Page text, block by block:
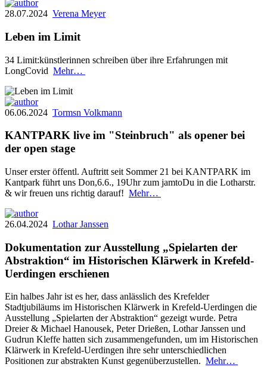
28.07.2024 Verena Meyer
Leben im Limit
34 Limit:künstlerinnen schreiben über ihre Erfahrungen mit
LongCovid Mehr…
06.06.2024 Tormsn Volkmann
KANTPARK live im "Steinbruch" als opener bei
der open stage
Unser erster öffentl. Auftritt seit Sommer 21 bei KANTPARK im
Kantpark führt uns Don,6.6., 19Uhr zum jamtoDu in die Lotharstr.
& wir freuen uns richtig darauf! Mehr…
26.04.2024 Lothar Janssen
Dokumentation zur Ausstellung „Spielarten der
Abstraktion“ im Historischen Klärwerk in Krefeld-
Uerdingen erschienen
Ein halbes Jahr ist es her, dass anlässlich des Krefelder
Stadtjubiläums im Historischen Klärwerk in Krefeld-Uerdingen die
Ausstellung „Spielarten der Abstraktion“ gezeigt wurde. Petra
Dreier & Michael Hanousek, Peter Drießen, Lothar Janssen und
Gudrun Kleffe hatten sich zusammengefunden, um im Historischen
Klärwerk in Krefeld-Uerdingen ihre sehr unterschiedlichen
Positionen zur abstrakten Kunst gegenüberzustellen. Mehr…